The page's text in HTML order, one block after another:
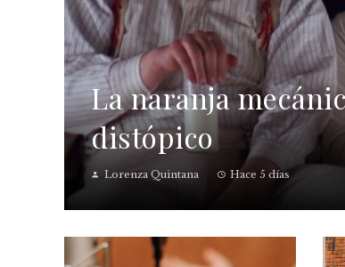
La naranja
distópico
Lorenza Quintana Hace 5 días